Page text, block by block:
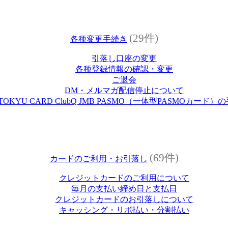
各種変更手続き (29件)
引落し口座の変更
各種登録情報の確認・変更
ご退会
DM・メルマガ配信停止について
CARD ClubQ JMB PASMO（一体型PASMOカード）
カードのご利用・お引落し (69件)
クレジットカードのご利用について
毎月の支払い締め日と支払日
クレジットカードのお引落しについて
キャッシング・リボ払い・分割払い